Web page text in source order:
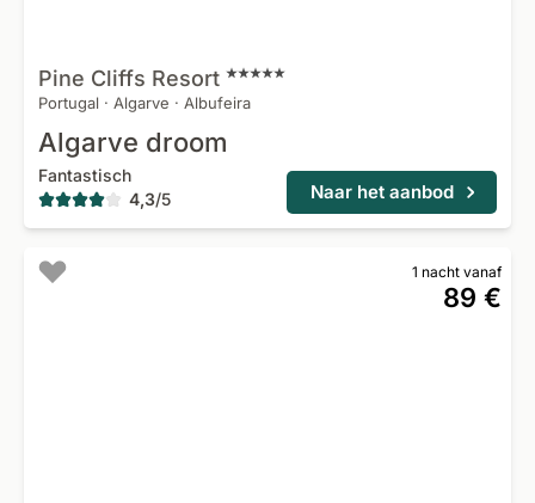
Pine Cliffs Resort
Portugal · Algarve · Albufeira
Algarve droom
Fantastisch
4,3/5 Naar het aanbod
1 nacht vanaf
89 €